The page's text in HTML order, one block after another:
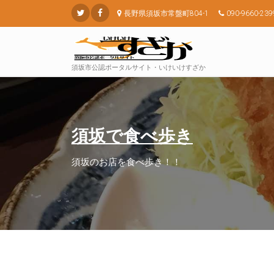
長野県須坂市常盤町804-1 090-9660-
須坂市公認ポータルサイト・いけいけすざか
須坂で食べ歩き
須坂のお店を食べ歩き！！